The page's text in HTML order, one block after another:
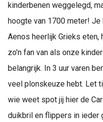
kinderbenen weggelegd,
hoogte van 1700 meter!
Aenos heerlijk Grieks eten,
zo'n fan van als onze
belangrijk. In 3 uur varen
veel plonskeuze hebt. Let
wie weet spot jij hier de
duikbril en flippers in ieder